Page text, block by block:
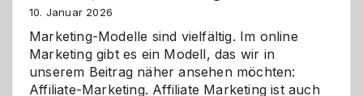
10. Januar 2026
Marketing-Modelle sind vielfältig. Im online
Marketing gibt es ein Modell, das wir in
unserem Beitrag näher ansehen möchten:
Affiliate-Marketing. Affiliate Marketing ist auch